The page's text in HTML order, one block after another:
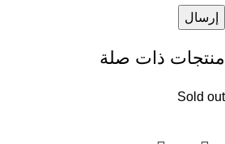
منتجات ذات صلة
Sold out